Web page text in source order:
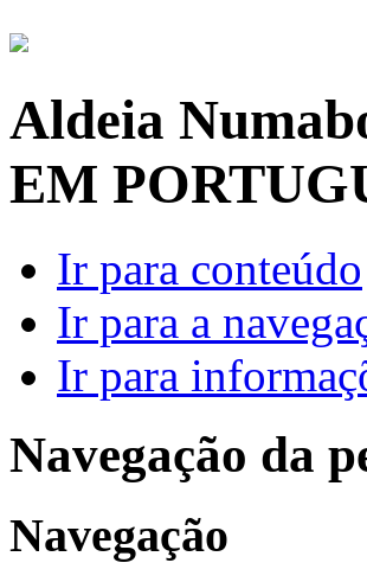
Aldeia
EM
Ir para conteúdo
Ir para a
Ir para
Navegação da
Navegação